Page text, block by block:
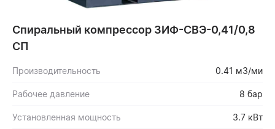
Спиральный компрессор ЗИФ-СВЭ-0,41/0,8
СП
Производительность 0.41 м3/ми
Рабочее давление 8 бар
Установленная мощность 3.7 кВт